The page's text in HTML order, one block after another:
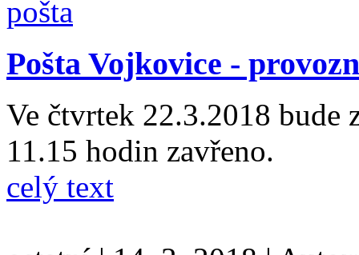
Pošta Vojkovice -
Ve čtvrtek 22.3.2018 bude
11.15 hodin zavřeno.
celý text